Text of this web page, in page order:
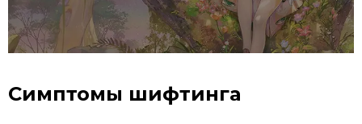
Симптомы шифтинга